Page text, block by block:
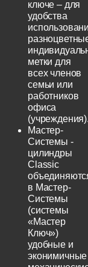
ключе – для
удобства
метки для
всех членов
семьи или
работников
офиса
Мастер-
Системы -
цилиндры
Classic
в Мастер-
Системы
(системы
«Мастер
Ключ»)
удобные и
эконимичные